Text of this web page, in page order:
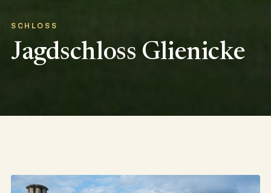
SCHLOSS
Jagdschloss Glienicke